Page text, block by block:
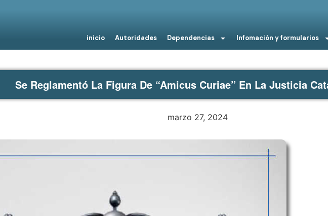
inicio Autoridades Dependencias Infomación y formularios
Se Reglamentó La Figura De “Amicus Curiae” En La Justicia
marzo 27, 2024